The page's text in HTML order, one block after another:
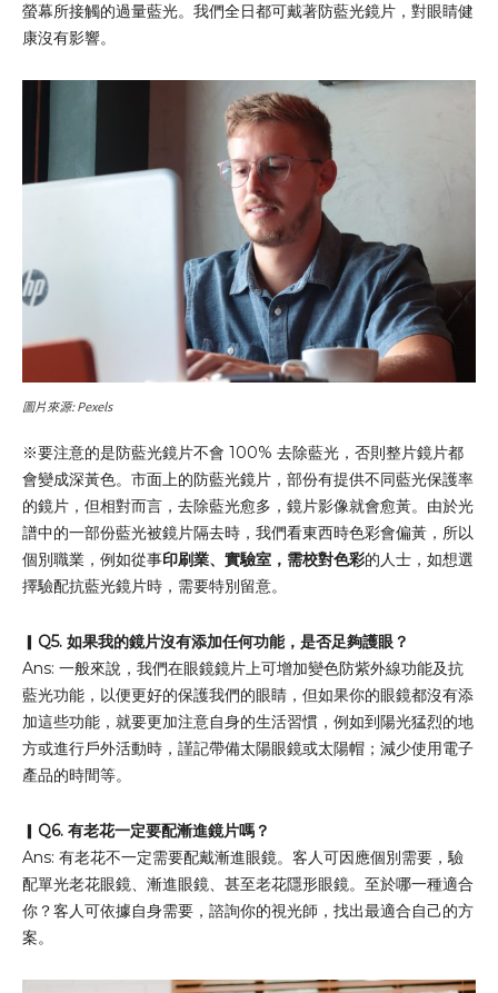
螢幕所接觸的過量藍光。我們全日都可戴著防藍光鏡片，對眼睛健
康沒有影響。
圖片來源: Pexels
※要注意的是防藍光鏡片不會 100% 去除藍光，否則整片鏡片都
會變成深黃色。市面上的防藍光鏡片，部份有提供不同藍光保護率
的鏡片，但相對而言，去除藍光愈多，鏡片影像就會愈黃。由於光
譜中的一部份藍光被鏡片隔去時，我們看東西時色彩會偏黃，所以
個別職業，例如從事印刷業、實驗室，需校對色彩的人士，如想選
擇驗配抗藍光鏡片時，需要特別留意。
▎ Q5. 如果我的鏡片沒有添加任何功能，是否足夠護眼？
Ans: 一般來說，我們在眼鏡鏡片上可增加變色防紫外線功能及抗
藍光功能，以便更好的保護我們的眼睛，但如果你的眼鏡都沒有添
加這些功能，就要更加注意自身的生活習慣，例如到陽光猛烈的地
方或進行戶外活動時，謹記帶備太陽眼鏡或太陽帽；減少使用電子
產品的時間等。
▎ Q6. 有老花一定要配漸進鏡片嗎？
Ans: 有老花不一定需要配戴漸進眼鏡。客人可因應個別需要，驗
配單光老花眼鏡、漸進眼鏡、甚至老花隱形眼鏡。至於哪一種適合
你？客人可依據自身需要，諮詢你的視光師，找出最適合自己的方
案。